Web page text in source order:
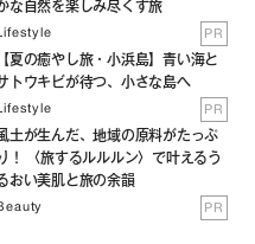
な自然を楽しみ尽くす旅
PR
【夏の癒やし旅・小浜島】青い海と
トウキビが待つ、小さな島へ
PR
土が生んだ、地域の原料がたっぷ
！ 〈旅するルルルン〉で叶えるう
おい美肌と旅の余韻
PR